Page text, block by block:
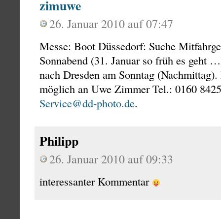
zimuwe
26. Januar 2010 auf 07:47
Messe: Boot Düssedorf: Suche
Sonnabend (31. Januar so früh es geht
nach Dresden am Sonntag
möglich an Uwe Zimmer Tel.: 0160
Service@dd-photo.de.
Philipp
26. Januar 2010 auf 09:33
interessanter Kommentar